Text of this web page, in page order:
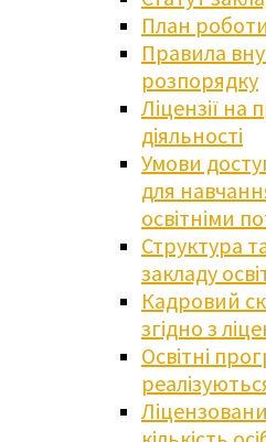
План
Правила
розпорядку
Ліцензії на
діяльності
Умови
для
освітніми
Структура
закладу
Кадровий
згідно з
Освітні